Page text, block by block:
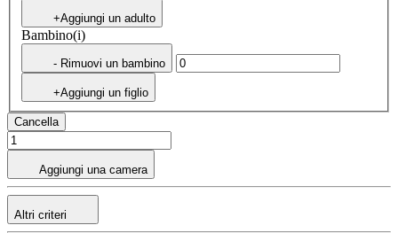
+Aggiungi un adulto
Bambino(i)
- Rimuovi un bambino
+Aggiungi un figlio
Cancella
Aggiungi una camera
Altri criteri